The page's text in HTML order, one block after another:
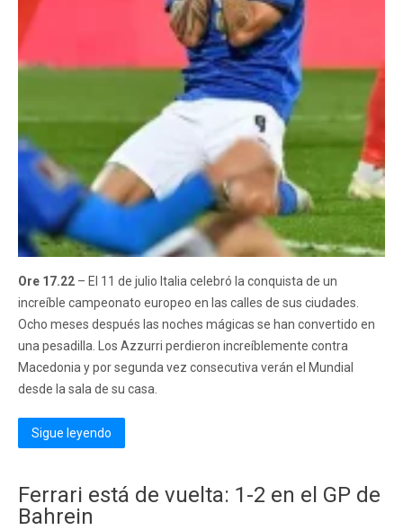
Ore 17.22 – El 11 de julio Italia celebró la conquista de un
increíble campeonato europeo en las calles de sus ciudades.
Ocho meses después las noches mágicas se han convertido en
una pesadilla. Los Azzurri perdieron increíblemente contra
Macedonia y por segunda vez consecutiva verán el Mundial
desde la sala de su casa.
Sigue leyendo
Ferrari está de vuelta: 1-2 en el GP de
Bahrein